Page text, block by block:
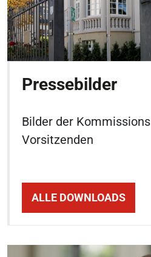
Pressebilder
Bilder der
Vorsitzenden
ALLE DOWNLOADS